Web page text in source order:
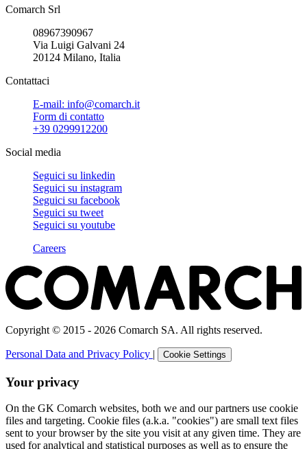
Comarch Srl
08967390967
Via Luigi Galvani 24
20124 Milano, Italia
Contattaci
E-mail: info@comarch.it
Form di contatto
+39 0299912200
Social media
Seguici su linkedin
Seguici su instagram
Seguici su facebook
Seguici su tweet
Seguici su youtube
Careers
Copyright © 2015 - 2026 Comarch SA. All rights reserved.
Personal Data and Privacy Policy | Cookie Settings
Your privacy
On the GK Comarch websites, both we and our partners use cookie
files and targeting. Cookie files (a.k.a. "cookies") are small text files
sent to your browser by the site you visit at any given time. They are
used for analytical and statistical purposes as well as to ensure the